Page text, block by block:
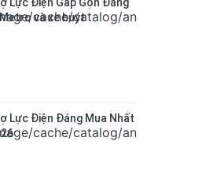
và xe buýt
Lực Điện Đáng Mua Nhất